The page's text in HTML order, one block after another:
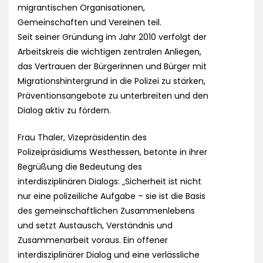
migrantischen Organisationen,
Gemeinschaften und Vereinen teil.
Seit seiner Gründung im Jahr 2010 verfolgt der
Arbeitskreis die wichtigen zentralen Anliegen,
das Vertrauen der Bürgerinnen und Bürger mit
Migrationshintergrund in die Polizei zu stärken,
Präventionsangebote zu unterbreiten und den
Dialog aktiv zu fördern.
Frau Thaler, Vizepräsidentin des
Polizeipräsidiums Westhessen, betonte in ihrer
Begrüßung die Bedeutung des
interdisziplinären Dialogs: „Sicherheit ist nicht
nur eine polizeiliche Aufgabe – sie ist die Basis
des gemeinschaftlichen Zusammenlebens
und setzt Austausch, Verständnis und
Zusammenarbeit voraus. Ein offener
interdisziplinärer Dialog und eine verlässliche